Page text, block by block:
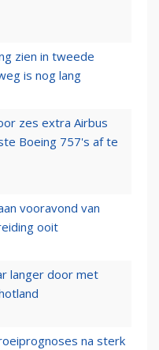
zien in tweede
is nog lang
zes extra Airbus
Boeing 757's af te
vooravond van
ooit
langer door met
na sterk